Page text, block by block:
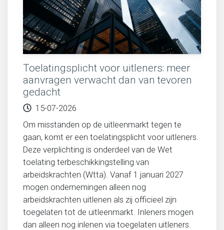
Toelatingsplicht voor uitleners: meer
aanvragen verwacht dan van tevoren
gedacht
15-07-2026
Om misstanden op de uitleenmarkt tegen te
gaan, komt er een toelatingsplicht voor uitleners.
Deze verplichting is onderdeel van de Wet
toelating terbeschikkingstelling van
arbeidskrachten (Wtta). Vanaf 1 januari 2027
mogen ondernemingen alleen nog
arbeidskrachten uitlenen als zij officieel zijn
toegelaten tot de uitleenmarkt. Inleners mogen
dan alleen nog inlenen via toegelaten uitleners.